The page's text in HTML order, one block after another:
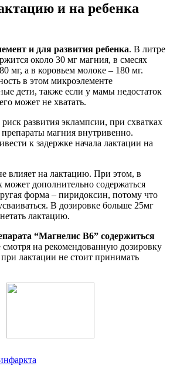
и на ребенка
и для развития ребенка. В литре
около 30 мг магния, в смесях
мг, а в коровьем молоке – 180 мг.
в этом микроэлементе
дети, также если у мамы недостаток
может не хватать.
развития эклампсии, при схватках
магния внутривенно.
к задержке начала лактации на
влияет на лактацию. При этом, в
может дополнительно содержаться
форма – пиридоксин, потому что
В дозировке больше 25мг
лактацию.
“Магнелис В6” содержиться
смотря на рекомендованную дозировку
лактации не стоит принимать